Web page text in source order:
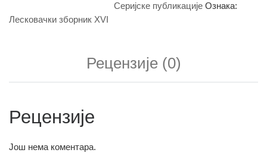
Серијске публикације Ознака:
Лесковачки зборник XVI
Рецензије (0)
Рецензије
Још нема коментара.